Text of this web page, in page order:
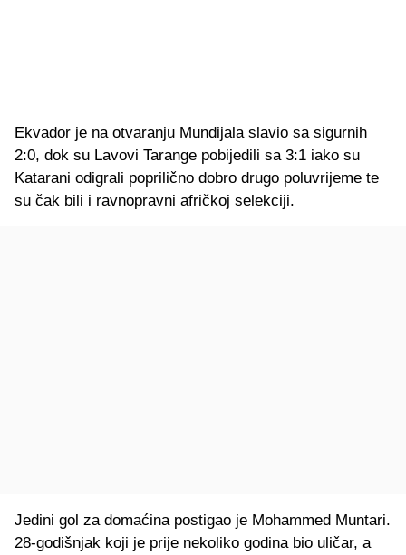
Ekvador je na otvaranju Mundijala slavio sa sigurnih
2:0, dok su Lavovi Tarange pobijedili sa 3:1 iako su
Katarani odigrali poprilično dobro drugo poluvrijeme te
su čak bili i ravnopravni afričkoj selekciji.
Jedini gol za domaćina postigao je Mohammed Muntari.
28-godišnjak koji je prije nekoliko godina bio uličar, a